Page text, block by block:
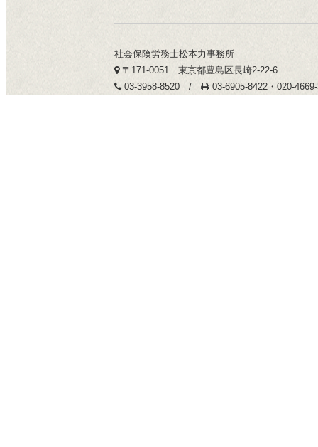
社会保険労務士松本力事務所
〒171-0051 東京都豊島区長崎2-22-6
03-3958-8520 /
03-6905-8422・020-